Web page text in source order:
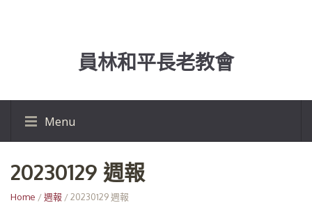
員林和平長老教會
Menu
20230129 週報
Home /週報 / 20230129 週報